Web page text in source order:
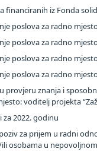
financiranih iz Fonda
poslova za radno
poslova za radno
poslova za radno
poslova za radno
provjeru znanja i
voditelj projekta
za 2022. godinu
za prijem u radni
osobama u